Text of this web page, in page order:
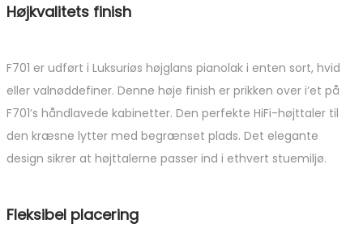
Højkvalitets finish
F701 er udført i Luksuriøs højglans pianolak i enten sort, hvid
eller valnøddefiner. Denne høje finish er prikken over i’et på
F701’s håndlavede kabinetter. Den perfekte HiFi-højttaler til
den kræsne lytter med begrænset plads. Det elegante
design sikrer at højttalerne passer ind i ethvert stuemiljø.
Fleksibel placering